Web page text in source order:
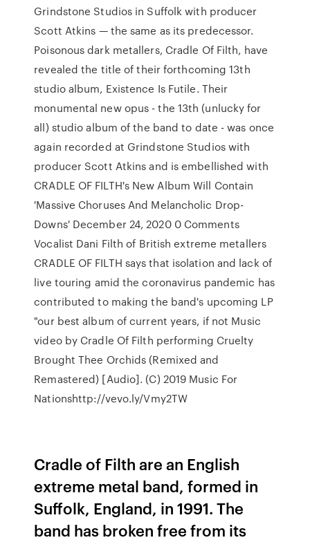
Grindstone Studios in Suffolk with producer
Scott Atkins — the same as its predecessor.
Poisonous dark metallers, Cradle Of Filth, have
revealed the title of their forthcoming 13th
studio album, Existence Is Futile. Their
monumental new opus - the 13th (unlucky for
all) studio album of the band to date - was once
again recorded at Grindstone Studios with
producer Scott Atkins and is embellished with
CRADLE OF FILTH's New Album Will Contain
'Massive Choruses And Melancholic Drop-
Downs' December 24, 2020 0 Comments
Vocalist Dani Filth of British extreme metallers
CRADLE OF FILTH says that isolation and lack of
live touring amid the coronavirus pandemic has
contributed to making the band's upcoming LP
"our best album of current years, if not Music
video by Cradle Of Filth performing Cruelty
Brought Thee Orchids (Remixed and
Remastered) [Audio]. (C) 2019 Music For
Nationshttp://vevo.ly/Vmy2TW
Cradle of Filth are an English
extreme metal band, formed in
Suffolk, England, in 1991. The
band has broken free from its